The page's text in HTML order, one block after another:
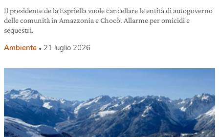
Il presidente de la Espriella vuole cancellare le entità di autogoverno
delle comunità in Amazzonia e Chocò. Allarme per omicidi e
sequestri.
Ambiente 21 luglio 2026